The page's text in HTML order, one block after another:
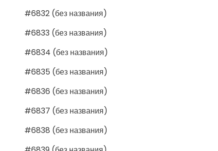
#6832 (без названия)
#6833 (без названия)
#6834 (без названия)
#6835 (без названия)
#6836 (без названия)
#6837 (без названия)
#6838 (без названия)